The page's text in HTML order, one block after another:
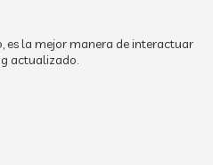
es la mejor manera de interactuar
actualizado.